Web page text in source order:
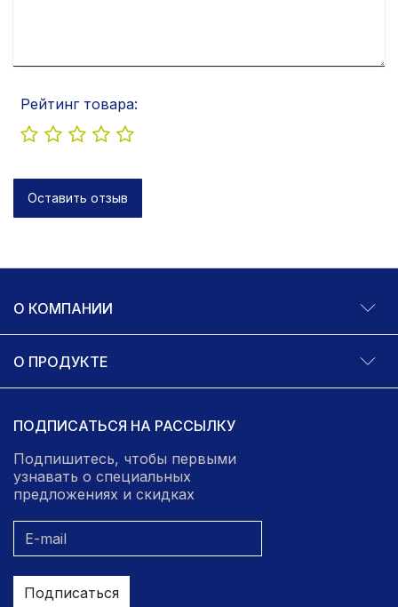
Рейтинг товара:
Оставить отзыв
О КОМПАНИИ
О ПРОДУКТЕ
ПОДПИСАТЬСЯ НА РАССЫЛКУ
Подпишитесь, чтобы первыми
узнавать о специальных
предложениях и скидках
Подписаться